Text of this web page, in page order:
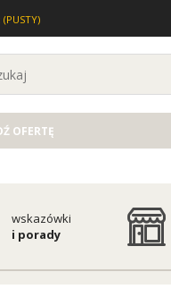
(PUSTY)
OFERTĘ
wskazówki
i porady